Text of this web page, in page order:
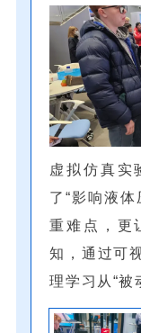
虚拟仿真实
了“影响液
重难点，更
知，通过可
理学习从“被